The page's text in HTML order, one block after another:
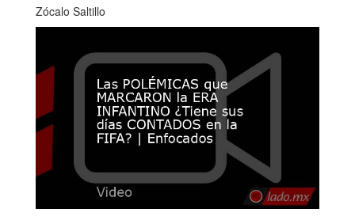
Zócalo Saltillo